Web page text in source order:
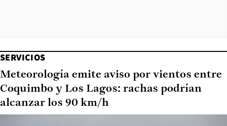
SERVICIOS
Meteorología emite aviso por vientos entre
Coquimbo y Los Lagos: rachas podrían
alcanzar los 90 km/h